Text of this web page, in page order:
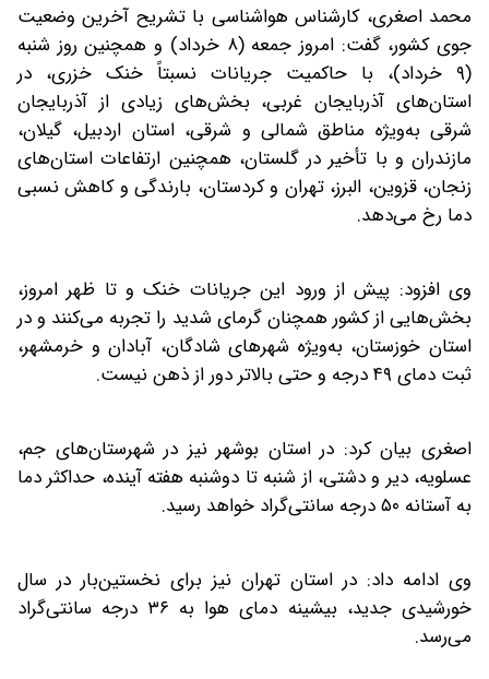
محمد اصغری، کارشناس هواشناسی با تشریح آخرین وضعیت
جوی کشور، گفت: امروز جمعه (۸ خرداد) و همچنین روز شنبه
(۹ خرداد)، با حاکمیت جریانات نسبتاً خنک خزری، در
استان‌های آذربایجان غربی، بخش‌های زیادی از آذربایجان
شرقی به‌ویژه مناطق شمالی و شرقی، استان اردبیل، گیلان،
مازندران و با تأخیر در گلستان، همچنین ارتفاعات استان‌های
زنجان، قزوین، البرز، تهران و کردستان، بارندگی و کاهش نسبی
دما رخ می‌دهد.
وی افزود: پیش از ورود این جریانات خنک و تا ظهر امروز،
بخش‌هایی از کشور همچنان گرمای شدید را تجربه می‌کنند و در
استان خوزستان، به‌ویژه شهرهای شادگان، آبادان و خرمشهر،
ثبت دمای ۴۹ درجه و حتی بالاتر دور از ذهن نیست.
اصغری بیان کرد: در استان بوشهر نیز در شهرستان‌های جم،
عسلویه، دیر و دشتی، از شنبه تا دوشنبه هفته آینده، حداکثر دما
به آستانه ۵۰ درجه سانتی‌گراد خواهد رسید.
وی ادامه داد: در استان تهران نیز برای نخستین‌بار در سال
خورشیدی جدید، بیشینه دمای هوا به ۳۶ درجه سانتی‌گراد
می‌رسد.